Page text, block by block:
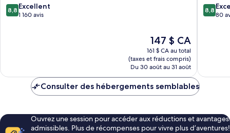
8.8
sur
8,8 Excellent
1 160 avis
Le
prix
est
de
147 $ CA
147 $ CA
161 $ CA au total
(taxes et frais compris)
Du 30 août au 31 août
8.8
sur
8,8
80
Consulter des hébergements semblables
Ouvrez une session pour accéder aux réductions et avantages
admissibles. Plus de récompenses pour vivre plus d’aventures!